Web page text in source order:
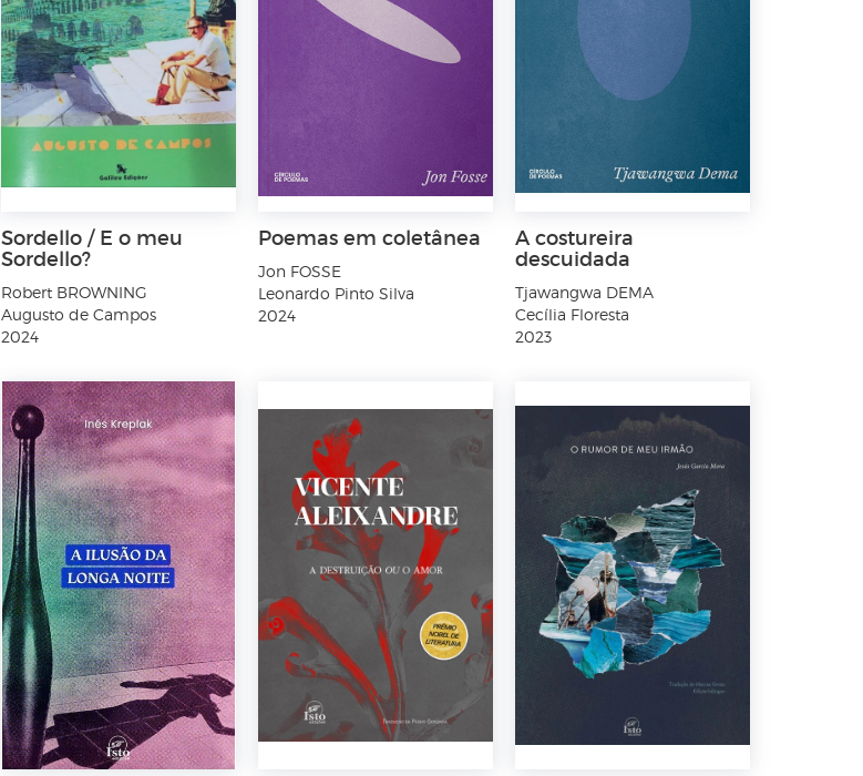
Sordello / E o meu
Sordello?
Robert BROWNING
Augusto de Campos
2024
Poemas em coletânea
Jon FOSSE
Leonardo Pinto Silva
2024
A costureira
descuidada
Tjawangwa DEMA
Cecília Floresta
2023